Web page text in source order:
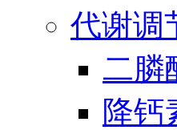
代谢调
二膦
降钙